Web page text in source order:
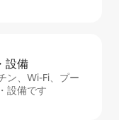
設⁠備
ン、Wi-Fi、プー
設備です